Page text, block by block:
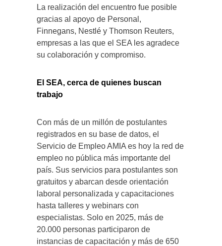
La realización del encuentro fue posible
gracias al apoyo de Personal,
Finnegans, Nestlé y Thomson Reuters,
empresas a las que el SEA les agradece
su colaboración y compromiso.
El SEA, cerca de quienes buscan
trabajo
Con más de un millón de postulantes
registrados en su base de datos, el
Servicio de Empleo AMIA es hoy la red de
empleo no pública más importante del
país. Sus servicios para postulantes son
gratuitos y abarcan desde orientación
laboral personalizada y capacitaciones
hasta talleres y webinars con
especialistas. Solo en 2025, más de
20.000 personas participaron de
instancias de capacitación y más de 650